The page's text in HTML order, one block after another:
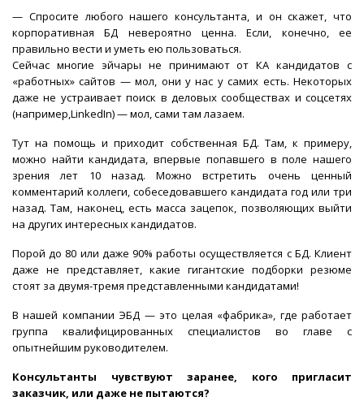
— Спросите любого нашего консультанта, и он скажет, что
корпоративная БД невероятно ценна. Если, конечно, ее
правильно вести и уметь ею пользоваться.
Сейчас многие эйчары не принимают от КА кандидатов с
«работных» сайтов — мол, они у нас у самих есть. Некоторых
даже не устраивает поиск в деловых сообществах и соцсетях
(например,LinkedIn) — мол, сами там лазаем.
Тут на помощь и приходит собственная БД. Там, к примеру,
можно найти кандидата, впервые попавшего в поле нашего
зрения лет 10 назад. Можно встретить очень ценный
комментарий коллеги, собеседовавшего кандидата год или три
назад. Там, наконец, есть масса зацепок, позволяющих выйти
на других интересных кандидатов.
Порой до 80 или даже 90% работы осуществляется с БД. Клиент
даже не представляет, какие гигантские подборки резюме
стоят за двумя-тремя представленными кандидатами!
В нашей компании ЭБД — это целая «фабрика», где работает
группа квалифицированных специалистов во главе с
опытнейшим руководителем.
Консультанты чувствуют заранее, кого пригласит
заказчик, или даже не пытаются?